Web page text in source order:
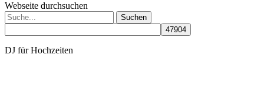
Webseite durchsuchen
Suchen
nach:
DJ für Hochzeiten